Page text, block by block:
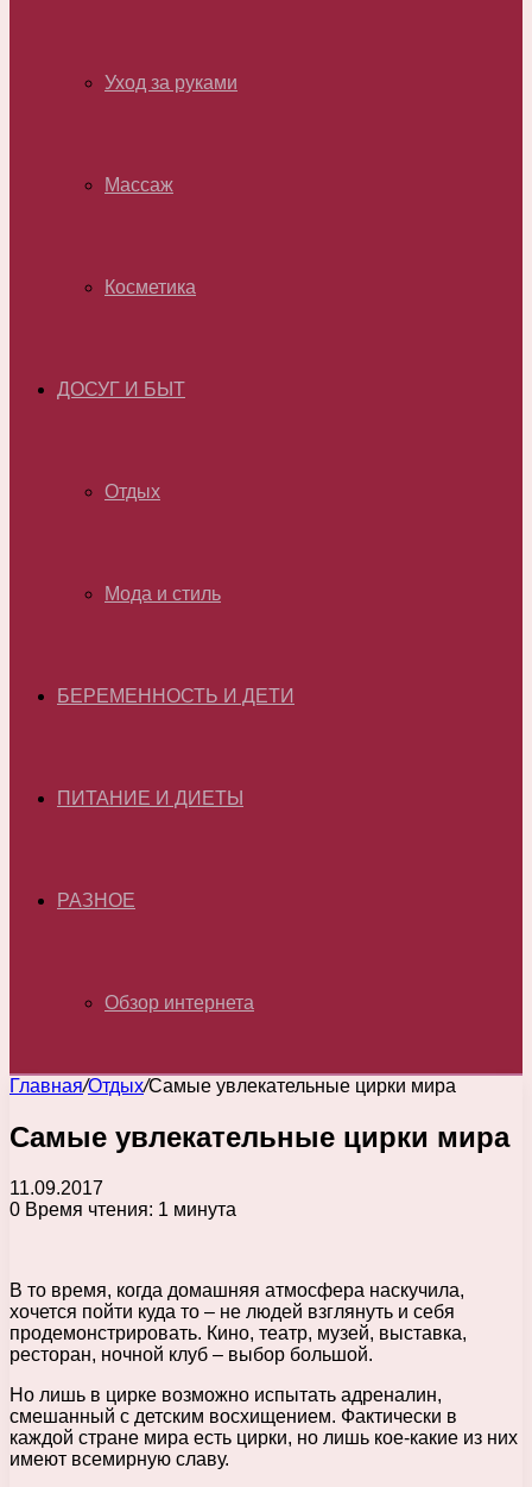
Уход за руками
Массаж
Косметика
ДОСУГ И БЫТ
Отдых
Мода и стиль
БЕРЕМЕННОСТЬ И ДЕТИ
ПИТАНИЕ И ДИЕТЫ
РАЗНОЕ
Обзор интернета
Главная/Отдых/Самые увлекательные цирки мира
Самые увлекательные цирки мира
11.09.2017
0 Время чтения: 1 минута
В то время, когда домашняя атмосфера наскучила,
хочется пойти куда то – не людей взглянуть и себя
продемонстрировать. Кино, театр, музей, выставка,
ресторан, ночной клуб – выбор большой.
Но лишь в цирке возможно испытать адреналин,
смешанный с детским восхищением. Фактически в
каждой стране мира есть цирки, но лишь кое-какие из них
имеют всемирную славу.